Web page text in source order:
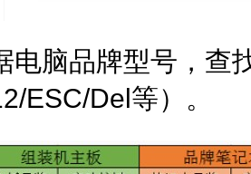
电脑品牌型号，查
ESC/Del等）。